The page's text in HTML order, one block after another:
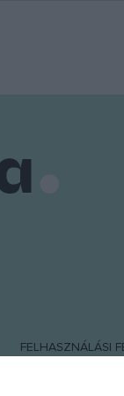
FELHASZNÁLÁSI